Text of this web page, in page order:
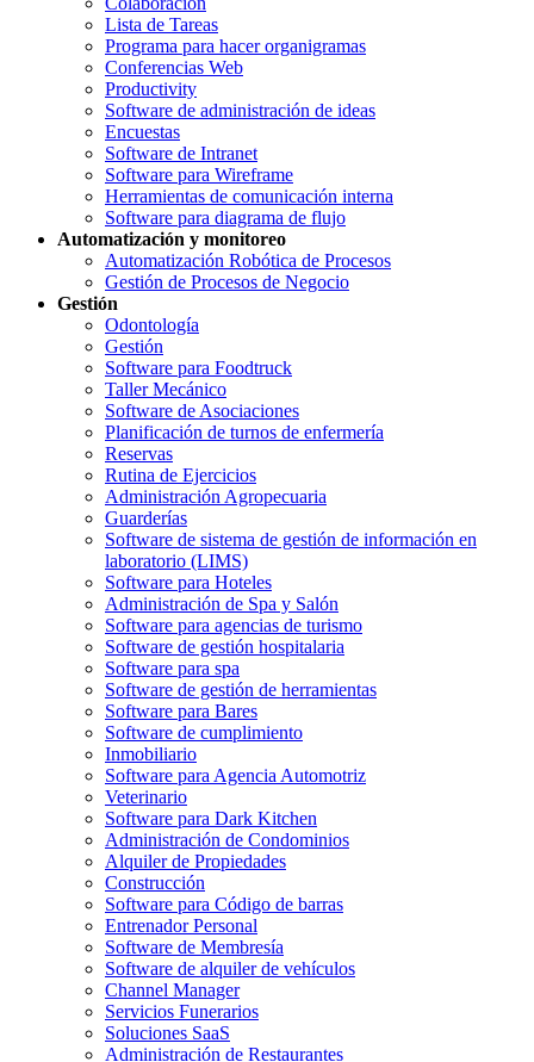
Lista de Tareas
Programa para hacer organigramas
Conferencias Web
Productivity
Software de administración de ideas
Encuestas
Software de Intranet
Software para Wireframe
Herramientas de comunicación interna
Software para diagrama de flujo
Automatización y monitoreo
Automatización Robótica de Procesos
Gestión de Procesos de Negocio
Gestión
Odontología
Gestión
Software para Foodtruck
Taller Mecánico
Software de Asociaciones
Planificación de turnos de enfermería
Reservas
Rutina de Ejercicios
Administración Agropecuaria
Guarderías
Software de sistema de gestión de información en
laboratorio (LIMS)
Software para Hoteles
Administración de Spa y Salón
Software para agencias de turismo
Software de gestión hospitalaria
Software para spa
Software de gestión de herramientas
Software para Bares
Software de cumplimiento
Inmobiliario
Software para Agencia Automotriz
Veterinario
Software para Dark Kitchen
Administración de Condominios
Alquiler de Propiedades
Construcción
Software para Código de barras
Entrenador Personal
Software de Membresía
Software de alquiler de vehículos
Channel Manager
Servicios Funerarios
Soluciones SaaS
Administración de Restaurantes